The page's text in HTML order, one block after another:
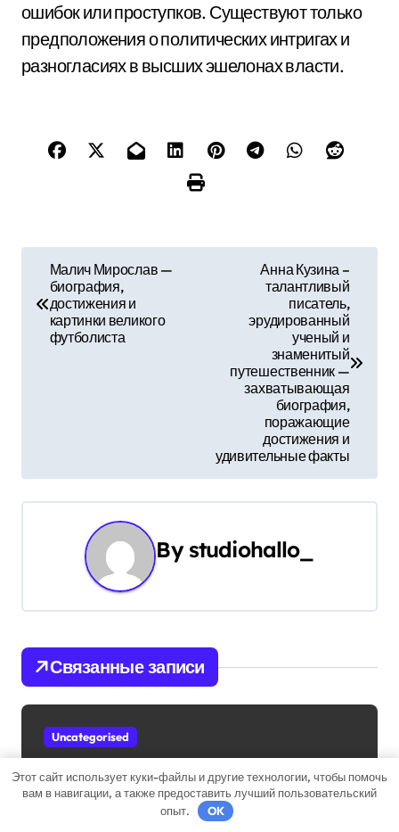
ошибок или проступков. Существуют только
предположения о политических интригах и
разногласиях в высших эшелонах власти.
ц
а
и
Малич Мирослав —
биография,
достижения и
картинки великого
футболиста
Анна Кузина –
талантливый
писатель,
эрудированный
ученый и
знаменитый
путешественник —
захватывающая
биография,
поражающие
достижения и
удивительные факты
By studiohallo_
Связанные записи
Uncategorised
Этот сайт использует куки-файлы и другие технологии, чтобы помочь
вам в навигации, а также предоставить лучший пользовательский
опыт.
OK